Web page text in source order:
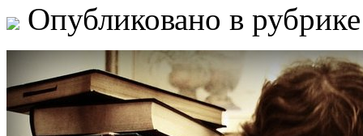
Опубликовано в